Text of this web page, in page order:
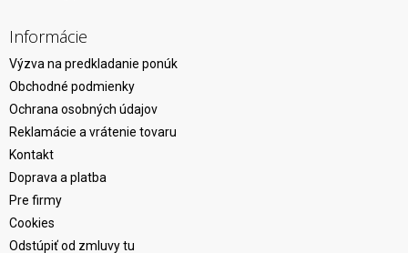
Informácie
Výzva na predkladanie ponúk
Obchodné podmienky
Ochrana osobných údajov
Reklamácie a vrátenie tovaru
Kontakt
Doprava a platba
Pre firmy
Cookies
Odstúpiť od zmluvy tu